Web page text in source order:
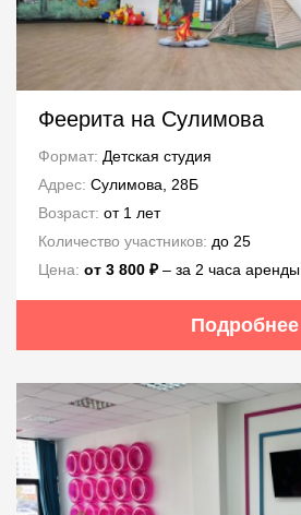
Феерита на Сулимова
Формат: Детская студия
Адрес: Сулимова, 28Б
Возраст: от 1 лет
Количество участников: до 25
Цена: от 3 800 ₽– за 2 часа аренды
Подробнее